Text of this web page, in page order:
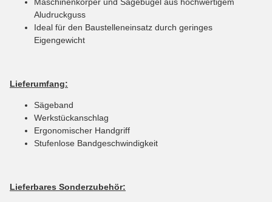
Aludruckguss
Ideal für den Baustelleneinsatz durch geringes
Eigengewicht
Lieferumfang:
Sägeband
Werkstückanschlag
Ergonomischer Handgriff
Stufenlose Bandgeschwindigkeit
Lieferbares Sonderzubehör: